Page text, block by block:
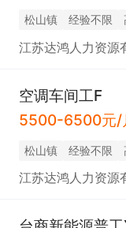
松山镇 经验不限
江苏达鸿人力资源
空调车间工F
5500-6500元/
松山镇 经验不限
江苏达鸿人力资源